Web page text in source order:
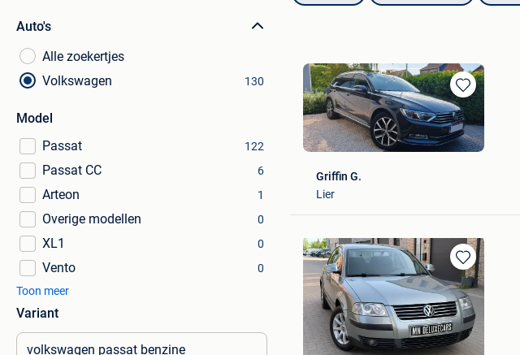
Auto's
Alle zoekertjes
Volkswagen
130
Model
Passat
122
Passat CC 6
Arteon 1
Overige modellen 0
XL1 0
Vento
0
Toon meer
Variant
Bewaren
in
Mijn
Favorieten
Griffin G.
Lier
Bewaren
in
Mijn
Favorieten
MN Deluxe Cars